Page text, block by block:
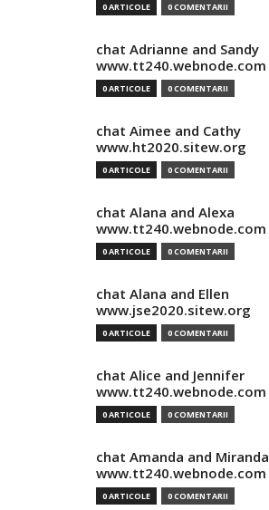
0 ARTICOLE 0 COMENTARII
chat Adrianne and Sandy
www.tt240.webnode.com
0 ARTICOLE 0 COMENTARII
chat Aimee and Cathy
www.ht2020.sitew.org
0 ARTICOLE 0 COMENTARII
chat Alana and Alexa
www.tt240.webnode.com
0 ARTICOLE 0 COMENTARII
chat Alana and Ellen
www.jse2020.sitew.org
0 ARTICOLE 0 COMENTARII
chat Alice and Jennifer
www.tt240.webnode.com
0 ARTICOLE 0 COMENTARII
chat Amanda and Miranda
www.tt240.webnode.com
0 ARTICOLE 0 COMENTARII